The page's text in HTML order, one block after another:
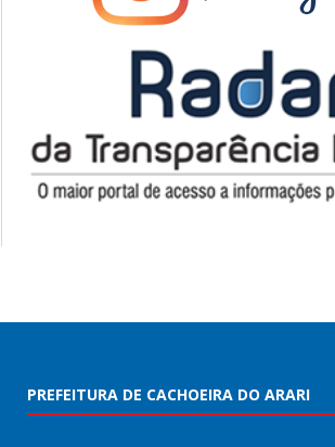
PREFEITURA DE CACHOEIRA DO ARARI